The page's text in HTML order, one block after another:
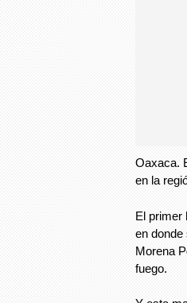
Oaxaca.
en la
El primer
en donde
Morena
fuego.